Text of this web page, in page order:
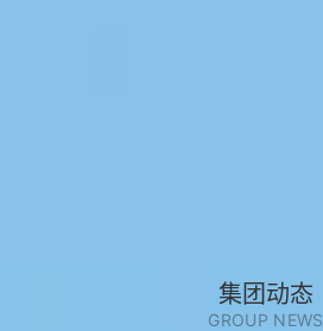
集团动态
GROUP NEWS